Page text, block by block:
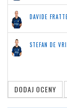
DAVIDE
STEFAN DE